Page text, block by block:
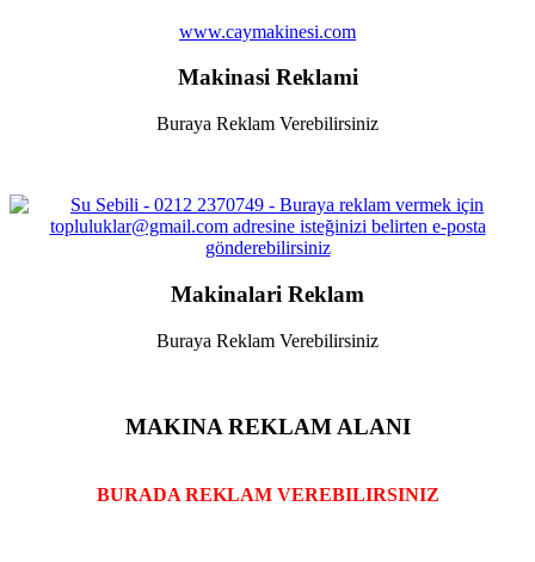
www.caymakinesi.com
Makinasi Reklami
Buraya Reklam Verebilirsiniz
Makinalari Reklam
Buraya Reklam Verebilirsiniz
MAKINA REKLAM ALANI
BURADA REKLAM VEREBILIRSINIZ